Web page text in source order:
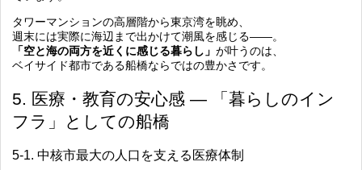
タワーマンションの高層階から東京湾を眺め、
週末には実際に海辺まで出かけて潮風を感じる――。
「空と海の両方を近くに感じる暮らし」 が叶うのは、
ベイサイド都市である船橋ならではの豊かさです。
5. 医療・教育の安心感 ― 「暮らしのイン
フラ」としての船橋
5-1. 中核市最大の人口を支える医療体制